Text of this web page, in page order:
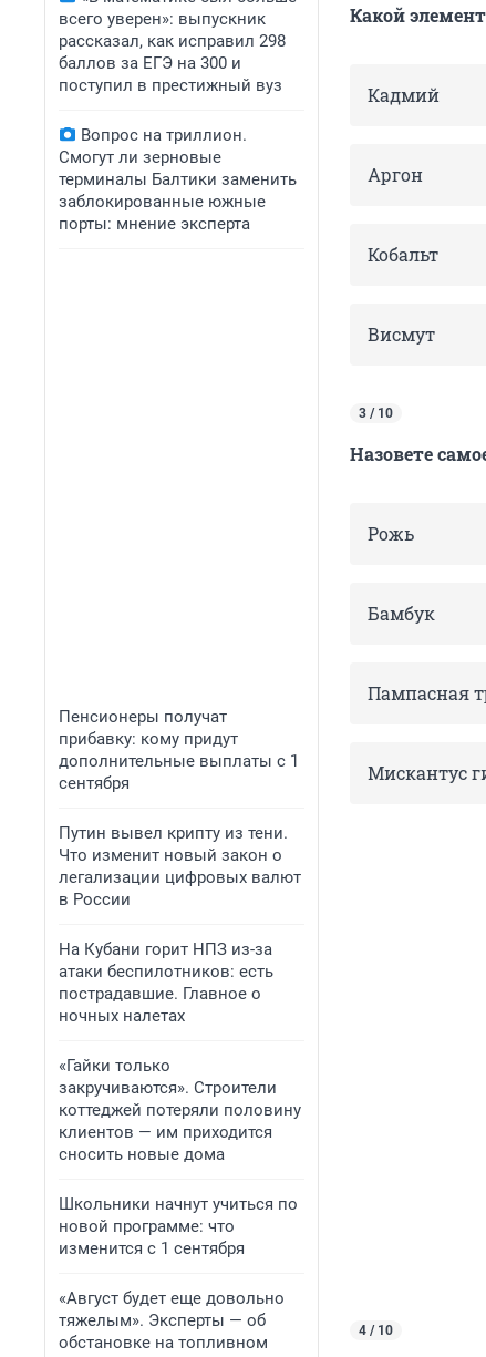
всего уверен»: выпускник
рассказал, как исправил 298
баллов за ЕГЭ на 300 и
поступил в престижный вуз
Вопрос на триллион.
Смогут ли зерновые
терминалы Балтики заменить
заблокированные южные
порты: мнение эксперта
Пенсионеры получат
прибавку: кому придут
дополнительные выплаты с 1
сентября
Путин вывел крипту из тени.
Что изменит новый закон о
легализации цифровых валют
в России
На Кубани горит НПЗ из-за
атаки беспилотников: есть
пострадавшие. Главное о
ночных налетах
«Гайки только
закручиваются». Строители
коттеджей потеряли половину
клиентов — им приходится
сносить новые дома
Школьники начнут учиться по
новой программе: что
изменится с 1 сентября
«Август будет еще довольно
тяжелым». Эксперты — об
обстановке на топливном
Какой
Кадмий
Аргон
Кобальт
Висмут
3 / 10
Назовете
Рожь
Бамбук
Пампасная
Мискантус
4 / 10